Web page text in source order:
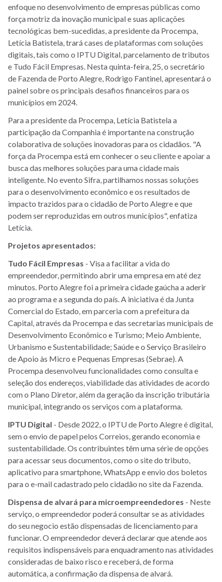
enfoque no desenvolvimento de empresas públicas como
força motriz da inovação municipal e suas aplicações
tecnológicas bem-sucedidas, a presidente da Procempa,
Letícia Batistela, trará cases de plataformas com soluções
digitais, tais como o IPTU Digital, parcelamento de tributos
e Tudo Fácil Empresas. Nesta quinta-feira, 25, o secretário
de Fazenda de Porto Alegre, Rodrigo Fantinel, apresentará o
painel sobre os principais desafios financeiros para os
municípios em 2024.
Para a presidente da Procempa, Letícia Batistela a
participação da Companhia é importante na construção
colaborativa de soluções inovadoras para os cidadãos. "A
força da Procempa está em conhecer o seu cliente e apoiar a
busca das melhores soluções para uma cidade mais
inteligente. No evento Sifra, partilhamos nossas soluções
para o desenvolvimento econômico e os resultados de
impacto trazidos para o cidadão de Porto Alegre e que
podem ser reproduzidas em outros municípios", enfatiza
Letícia.
Projetos apresentados:
Tudo Fácil Empresas - Visa a facilitar a vida do
empreendedor, permitindo abrir uma empresa em até dez
minutos. Porto Alegre foi a primeira cidade gaúcha a aderir
ao programa e a segunda do país. A iniciativa é da Junta
Comercial do Estado, em parceria com a prefeitura da
Capital, através da Procempa e das secretarias municipais de
Desenvolvimento Econômico e Turismo; Meio Ambiente,
Urbanismo e Sustentabilidade; Saúde e o Serviço Brasileiro
de Apoio às Micro e Pequenas Empresas (Sebrae). A
Procempa desenvolveu funcionalidades como consulta e
seleção dos endereços, viabilidade das atividades de acordo
com o Plano Diretor, além da geração da inscrição tributária
municipal, integrando os serviços com a plataforma.
IPTU Digital - Desde 2022, o IPTU de Porto Alegre é digital,
sem o envio de papel pelos Correios, gerando economia e
sustentabilidade. Os contribuintes têm uma série de opções
para acessar seus documentos, como o site do tributo,
aplicativo para smartphone, WhatsApp e envio dos boletos
para o e-mail cadastrado pelo cidadão no site da Fazenda.
Dispensa de alvará para microempreendedores - Neste
serviço, o empreendedor poderá consultar se as atividades
do seu negocio estão dispensadas de licenciamento para
funcionar. O empreendedor deverá declarar que atende aos
requisitos indispensáveis para enquadramento nas atividades
consideradas de baixo risco e receberá, de forma
automática, a confirmação da dispensa de alvará.